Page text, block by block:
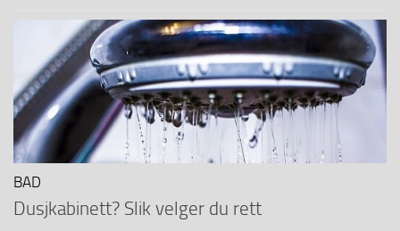
BAD
Dusjkabinett? Slik velger du rett